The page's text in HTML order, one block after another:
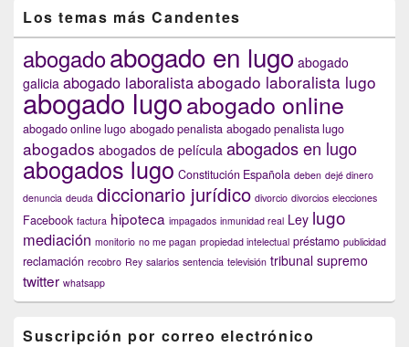
Los temas más Candentes
abogadoabogado en lugo abogado
galicia abogado laboralistaabogado laboralista lugo
abogado lugoabogado online
abogado online lugo abogado penalista abogado penalista lugo
abogados abogados de película abogados en lugo
abogados lugo Constitución Española deben dejé dinero
denuncia deuda diccionario jurídico divorcio divorcios elecciones
Facebook factura hipoteca impagados inmunidad real Ley lugo
mediación monitorio no me pagan propiedad intelectual préstamo publicidad
reclamación recobro Rey salarios sentencia televisión tribunal supremo
twitter whatsapp
Suscripción por correo electrónico